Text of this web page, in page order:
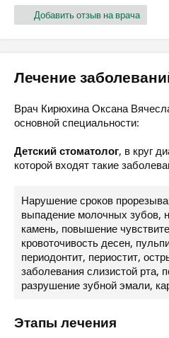
Добавить отзыв на врача
Лечение
Врач Кирюхина Оксана
основной специальности:
Детский стоматолог, в круг
которой входят такие
Нарушение сроков
выпадение молочных зубов,
камень, повышение
кровоточивость десен,
периодонтит, периостит,
заболевания слизистой рта,
разрушение зубной эмали,
Этапы лечения